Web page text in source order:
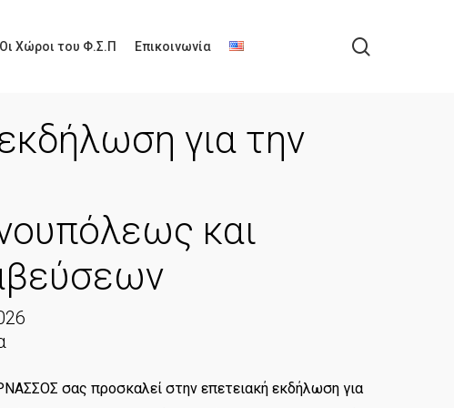
Οι Χώροι του Φ.Σ.Π Επικοινωνία
για την
και
σας προσκαλεί στην επετειακή εκδήλωση για